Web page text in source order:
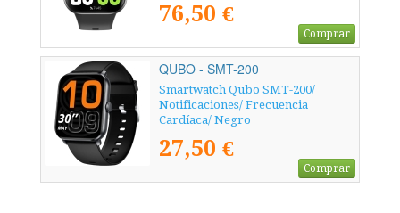
76,50 €
Comprar
QUBO - SMT-200
Smartwatch Qubo SMT-200/
Notificaciones/ Frecuencia
Cardíaca/ Negro
27,50 €
Comprar